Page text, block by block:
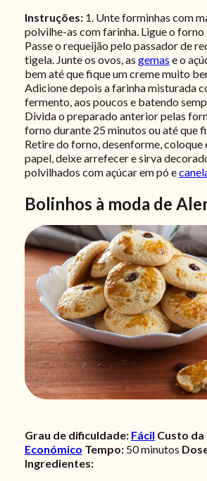
Instruções: 1. Unte forminhas com
polvilhe-as com farinha. Ligue o forno
Passe o requeijão pelo passador de
tigela. Junte os ovos, as gemas e o
bem até que fique um creme muito
Adicione depois a farinha misturada
fermento, aos poucos e batendo
Divida o preparado anterior pelas
forno durante 25 minutos ou até que
Retire do forno, desenforme, coloque
papel, deixe arrefecer e sirva
polvilhados com açúcar em pó e
Bolinhos à moda de
Grau de dificuldade: Fácil Custo da
Económico Tempo: 50minutos
Ingredientes: